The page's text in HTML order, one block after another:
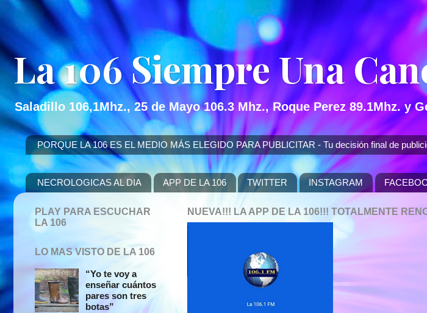
La 106 Siempre Una
Saladillo 106,1Mhz., 25 de Mayo 106.3 Mhz., Roque Perez 89.1Mhz. y
PORQUE LA 106 ES EL MEDIO MÁS ELEGIDO PARA PUBLICITAR - Tu decisión final de
NECROLOGICAS AL DIA APP DE LA 106 TWITTER INSTAGRAM
NUEVA!!! LA APP DE LA 106!!! TOTALMENTE
PLAY PARA ESCUCHAR
LA 106
LO MAS VISTO DE LA 106
“Yo te voy a
enseñar cuántos
pares son tres
botas”